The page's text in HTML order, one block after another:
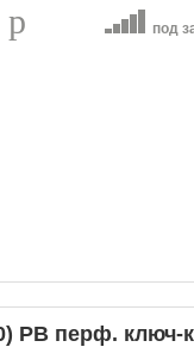
p под
PB перф. ключ-